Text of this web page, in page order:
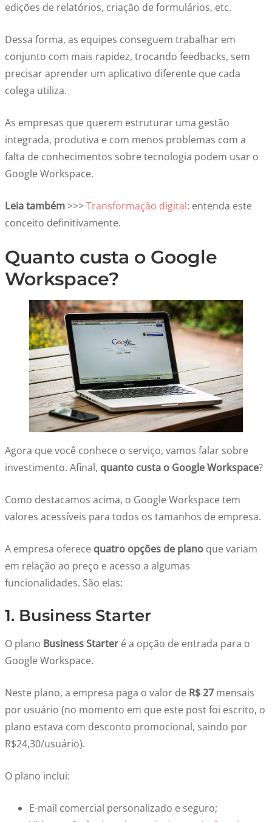
edições de relatórios, criação de formulários, etc.
Dessa forma, as equipes conseguem trabalhar em
conjunto com mais rapidez, trocando feedbacks, sem
precisar aprender um aplicativo diferente que cada
colega utiliza.
As empresas que querem estruturar uma gestão
integrada, produtiva e com menos problemas com a
falta de conhecimentos sobre tecnologia podem usar o
Google Workspace.
Leia também>>>Transformação digital: entenda este
conceito definitivamente.
Quanto custa o Google
Workspace?
Agora que você conhece o serviço, vamos falar sobre
investimento. Afinal, quanto custa o Google Workspace?
Como destacamos acima, o Google Workspace tem
valores acessíveis para todos os tamanhos de empresa.
A empresa oferece quatro opções de plano que variam
em relação ao preço e acesso a algumas
funcionalidades. São elas:
1. Business Starter
O plano Business Starter é a opção de entrada para o
Google Workspace.
Neste plano, a empresa paga o valor de R$ 27 mensais
por usuário (no momento em que este post foi escrito, o
plano estava com desconto promocional, saindo por
R$24,30/usuário).
O plano inclui:
E-mail comercial personalizado e seguro;